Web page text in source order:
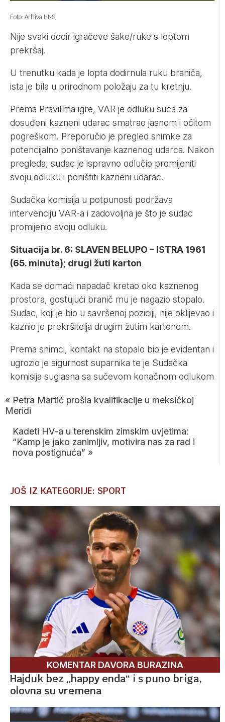
Foto: Arhiva HNS
Nije svaki dodir igračeve šake/ruke s loptom
prekršaj.
U trenutku kada je lopta dodirnula ruku braniča,
ista je bila u prirodnom položaju za tu kretnju.
Prema Pravilima igre, VAR je odluku suca za
dosuđeni kazneni udarac smatrao jasnom i očitom
pogreškom. Preporučio je pregled snimke za
potencijalno poništavanje kaznenog udarca. Nakon
pregleda, sudac je ispravno odlučio promijeniti
svoju odluku i poništiti kazneni udarac.
Sudačka komisija u potpunosti podržava
intervenciju VAR-a i zadovoljna je što je sudac
promijenio svoju odluku.
Situacija br. 6: SLAVEN BELUPO – ISTRA 1961
(65. minuta); drugi žuti karton
Kada se domaći napadač kretao oko kaznenog
prostora, gostujući branič mu je nagazio stopalo.
Sudac, koji je bio u savršenoj poziciji, nije oklijevao i
kaznio je prekršitelja drugim žutim kartonom.
Prema snimci, kontakt na stopalo bio je evidentan i
ugrozio je sigurnost suparnika te je Sudačka
komisija suglasna sa sučevom konačnom odlukom
« Petra Martić prošla kvalifikacije u meksičkoj
Meridi
Kadeti HV-a u terenskim zimskim uvjetima:
“Kamp je jako zanimljiv, motivira nas za rad i
nova postignuća” »
JOŠ IZ KATEGORIJE: SPORT
KOMENTAR DAVORA BURAZINA
Hajduk bez „happy enda“ i s puno briga,
olovna su vremena